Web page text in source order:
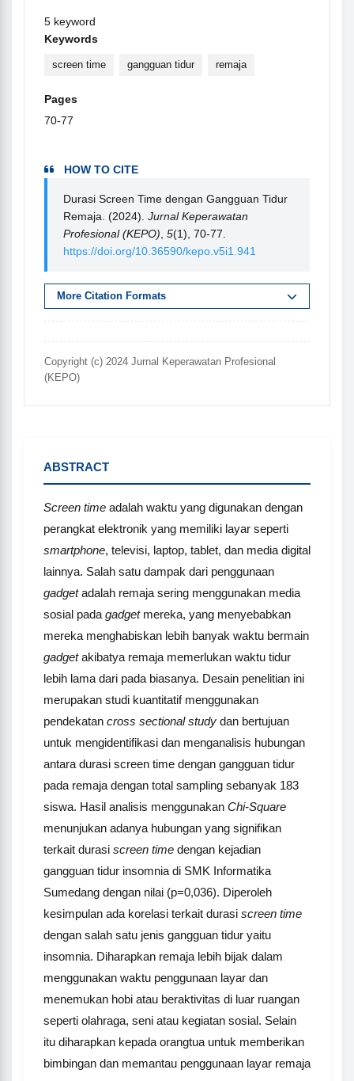
5 keyword
Keywords
screen time gangguan tidur remaja
Pages
70-77
HOW TO CITE
Durasi Screen Time dengan Gangguan Tidur
Remaja. (2024). Jurnal Keperawatan
Profesional (KEPO) 5(1), 70-77.
https://doi.org/10.36590/kepo.v5i1.941
More Citation Formats
Copyright (c) 2024 Jurnal Keperawatan Profesional
(KEPO)
ABSTRACT
Screen time adalah waktu yang digunakan dengan
perangkat elektronik yang memiliki layar seperti
smartphone, televisi, laptop, tablet, dan media digital
lainnya. Salah satu dampak dari penggunaan
gadgetadalah remaja sering menggunakan media
sosial pada gadget mereka, yang menyebabkan
mereka menghabiskan lebih banyak waktu bermain
gadgetakibatya remaja memerlukan waktu tidur
lebih lama dari pada biasanya. Desain penelitian ini
merupakan studi kuantitatif menggunakan
pendekatan cross sectional study dan bertujuan
untuk mengidentifikasi dan menganalisis hubungan
antara durasi screen time dengan gangguan tidur
pada remaja dengan total sampling sebanyak 183
siswa. Hasil analisis menggunakan Chi-Square
menunjukan adanya hubungan yang signifikan
terkait durasi screen time dengan kejadian
gangguan tidur insomnia di SMK Informatika
Sumedang dengan nilai (p=0,036). Diperoleh
kesimpulan ada korelasi terkait durasi screen time
dengan salah satu jenis gangguan tidur yaitu
insomnia. Diharapkan remaja lebih bijak dalam
menggunakan waktu penggunaan layar dan
menemukan hobi atau beraktivitas di luar ruangan
seperti olahraga, seni atau kegiatan sosial. Selain
itu diharapkan kepada orangtua untuk memberikan
bimbingan dan memantau penggunaan layar remaja